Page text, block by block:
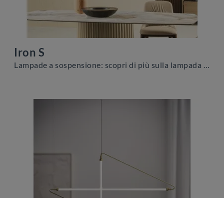
Iron S
Lampade a sospensione: scopri di più sulla lampada Iron S in metallo che ti consigliamo.